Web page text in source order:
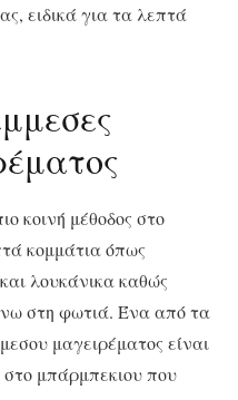
ειδικά για τα λεπτά
κοινή μέθοδος στο
κομμάτια όπως
λουκάνικα καθώς
στη φωτιά. Ένα από τα
μαγειρέματος είναι
στο μπάρμπεκιου που